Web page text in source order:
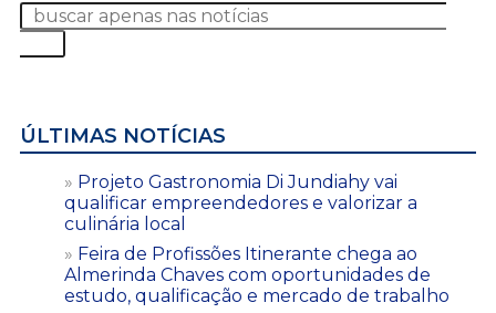
ÚLTIMAS NOTÍCIAS
Projeto Gastronomia Di Jundiahy vai
qualificar empreendedores e valorizar a
culinária local
Feira de Profissões Itinerante chega ao
Almerinda Chaves com oportunidades de
estudo, qualificação e mercado de trabalho